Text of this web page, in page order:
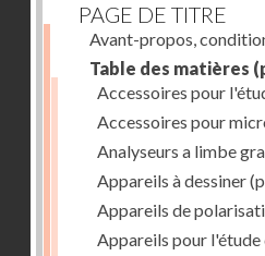
PAGE DE TITRE
Avant-propos,
Table des matières
Accessoires pour
Accessoires pour
Analyseurs a limbe
Appareils à dessiner
Appareils de
Appareils pour l'étude